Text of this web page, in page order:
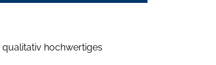
hochwertiges